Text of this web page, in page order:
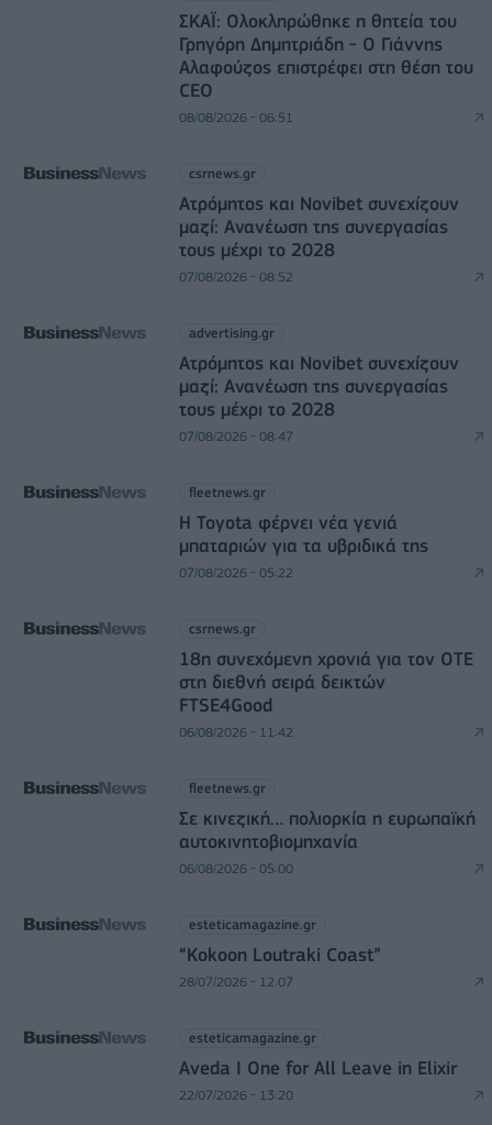
ΣΚΑΪ: Ολοκληρώθηκε η θητεία του
Γρηγόρη Δημητριάδη - Ο Γιάννης
Αλαφούζος επιστρέφει στη θέση του
CEO
08/08/2026 - 06:51
csrnews.gr
Ατρόμητος και Novibet συνεχίζουν
μαζί: Ανανέωση της συνεργασίας
τους μέχρι το 2028
07/08/2026 - 08:52
advertising.gr
Ατρόμητος και Novibet συνεχίζουν
μαζί: Ανανέωση της συνεργασίας
τους μέχρι το 2028
07/08/2026 - 08:47
fleetnews.gr
Η Toyota φέρνει νέα γενιά
μπαταριών για τα υβριδικά της
07/08/2026 - 05:22
csrnews.gr
18η συνεχόμενη χρονιά για τον ΟΤΕ
στη διεθνή σειρά δεικτών
FTSE4Good
06/08/2026 - 11:42
fleetnews.gr
Σε κινεζική… πολιορκία η ευρωπαϊκή
αυτοκινητοβιομηχανία
06/08/2026 - 05:00
esteticamagazine.gr
“Kokoon Loutraki Coast”
28/07/2026 - 12:07
esteticamagazine.gr
Aveda I One for All Leave in Elixir
22/07/2026 - 13:20